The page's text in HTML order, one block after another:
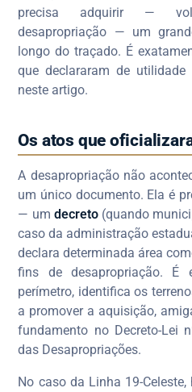
precisa adquirir —
desapropriação — um
longo do traçado. É
que declararam de
neste artigo.
Os atos que
A desapropriação não
um único documento. Ela é
— um decreto(quando
caso da administração
declara determinada área
fins de desapropriação.
perímetro, identifica os
a promover a aquisição,
fundamento no Decreto-Lei
das Desapropriações.
No caso da Linha 19-